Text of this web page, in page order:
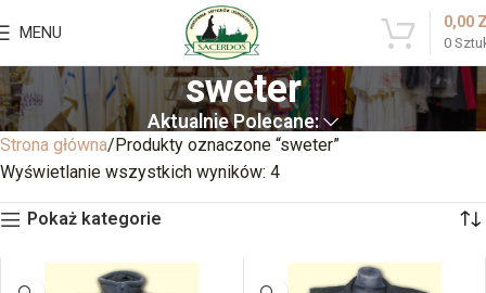
MENU
0
0,00
sweter
Aktualnie Polecane:
Strona główna Produkty oznaczone “sweter”
Wyświetlanie wszystkich wyników: 4
Pokaż kategorie